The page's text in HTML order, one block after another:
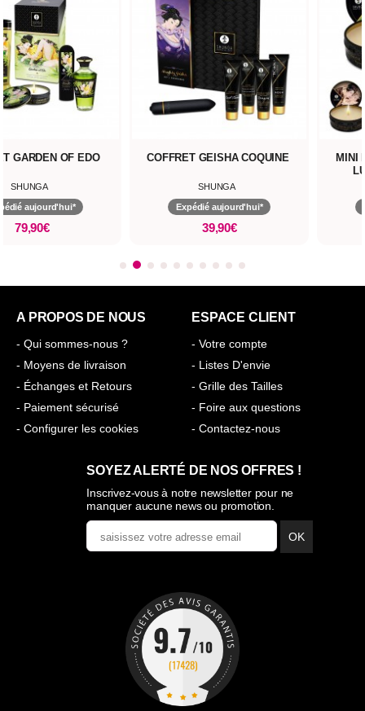
GARDEN OF EDO
SHUNGA
aujourd'hui*
79,90€
COFFRET GEISHA COQUINE
SHUNGA
Expédié aujourd'hui*
39,90€
MINI
A PROPOS DE NOUS
- Qui sommes-nous ?
- Moyens de livraison
- Échanges et Retours
- Paiement sécurisé
- Configurer les cookies
ESPACE CLIENT
- Votre compte
- Listes D'envie
- Grille des Tailles
- Foire aux questions
- Contactez-nous
SOYEZ ALERTÉ DE NOS OFFRES !
Inscrivez-vous à notre newsletter pour ne
manquer aucune news ou promotion.
OK